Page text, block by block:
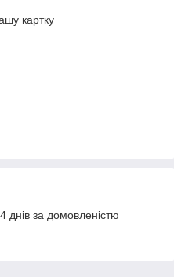
картку
днів за домовленістю